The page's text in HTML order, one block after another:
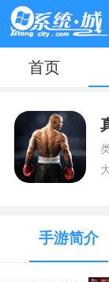
首页
手游简介